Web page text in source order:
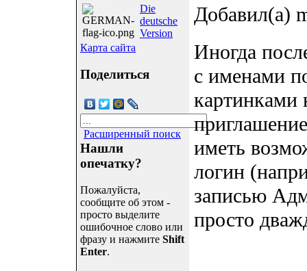
Die
deutsche
Version
Карта сайта
Поделиться
Расширенный поиск
Нашли
опечатку?
Пожалуйста,
сообщите об этом -
просто выделите
ошибочное слово или
фразу и нажмите Shift
Enter.
Добавил(а)
Иногда
с именами
картинками
иметь
логин
записью
просто